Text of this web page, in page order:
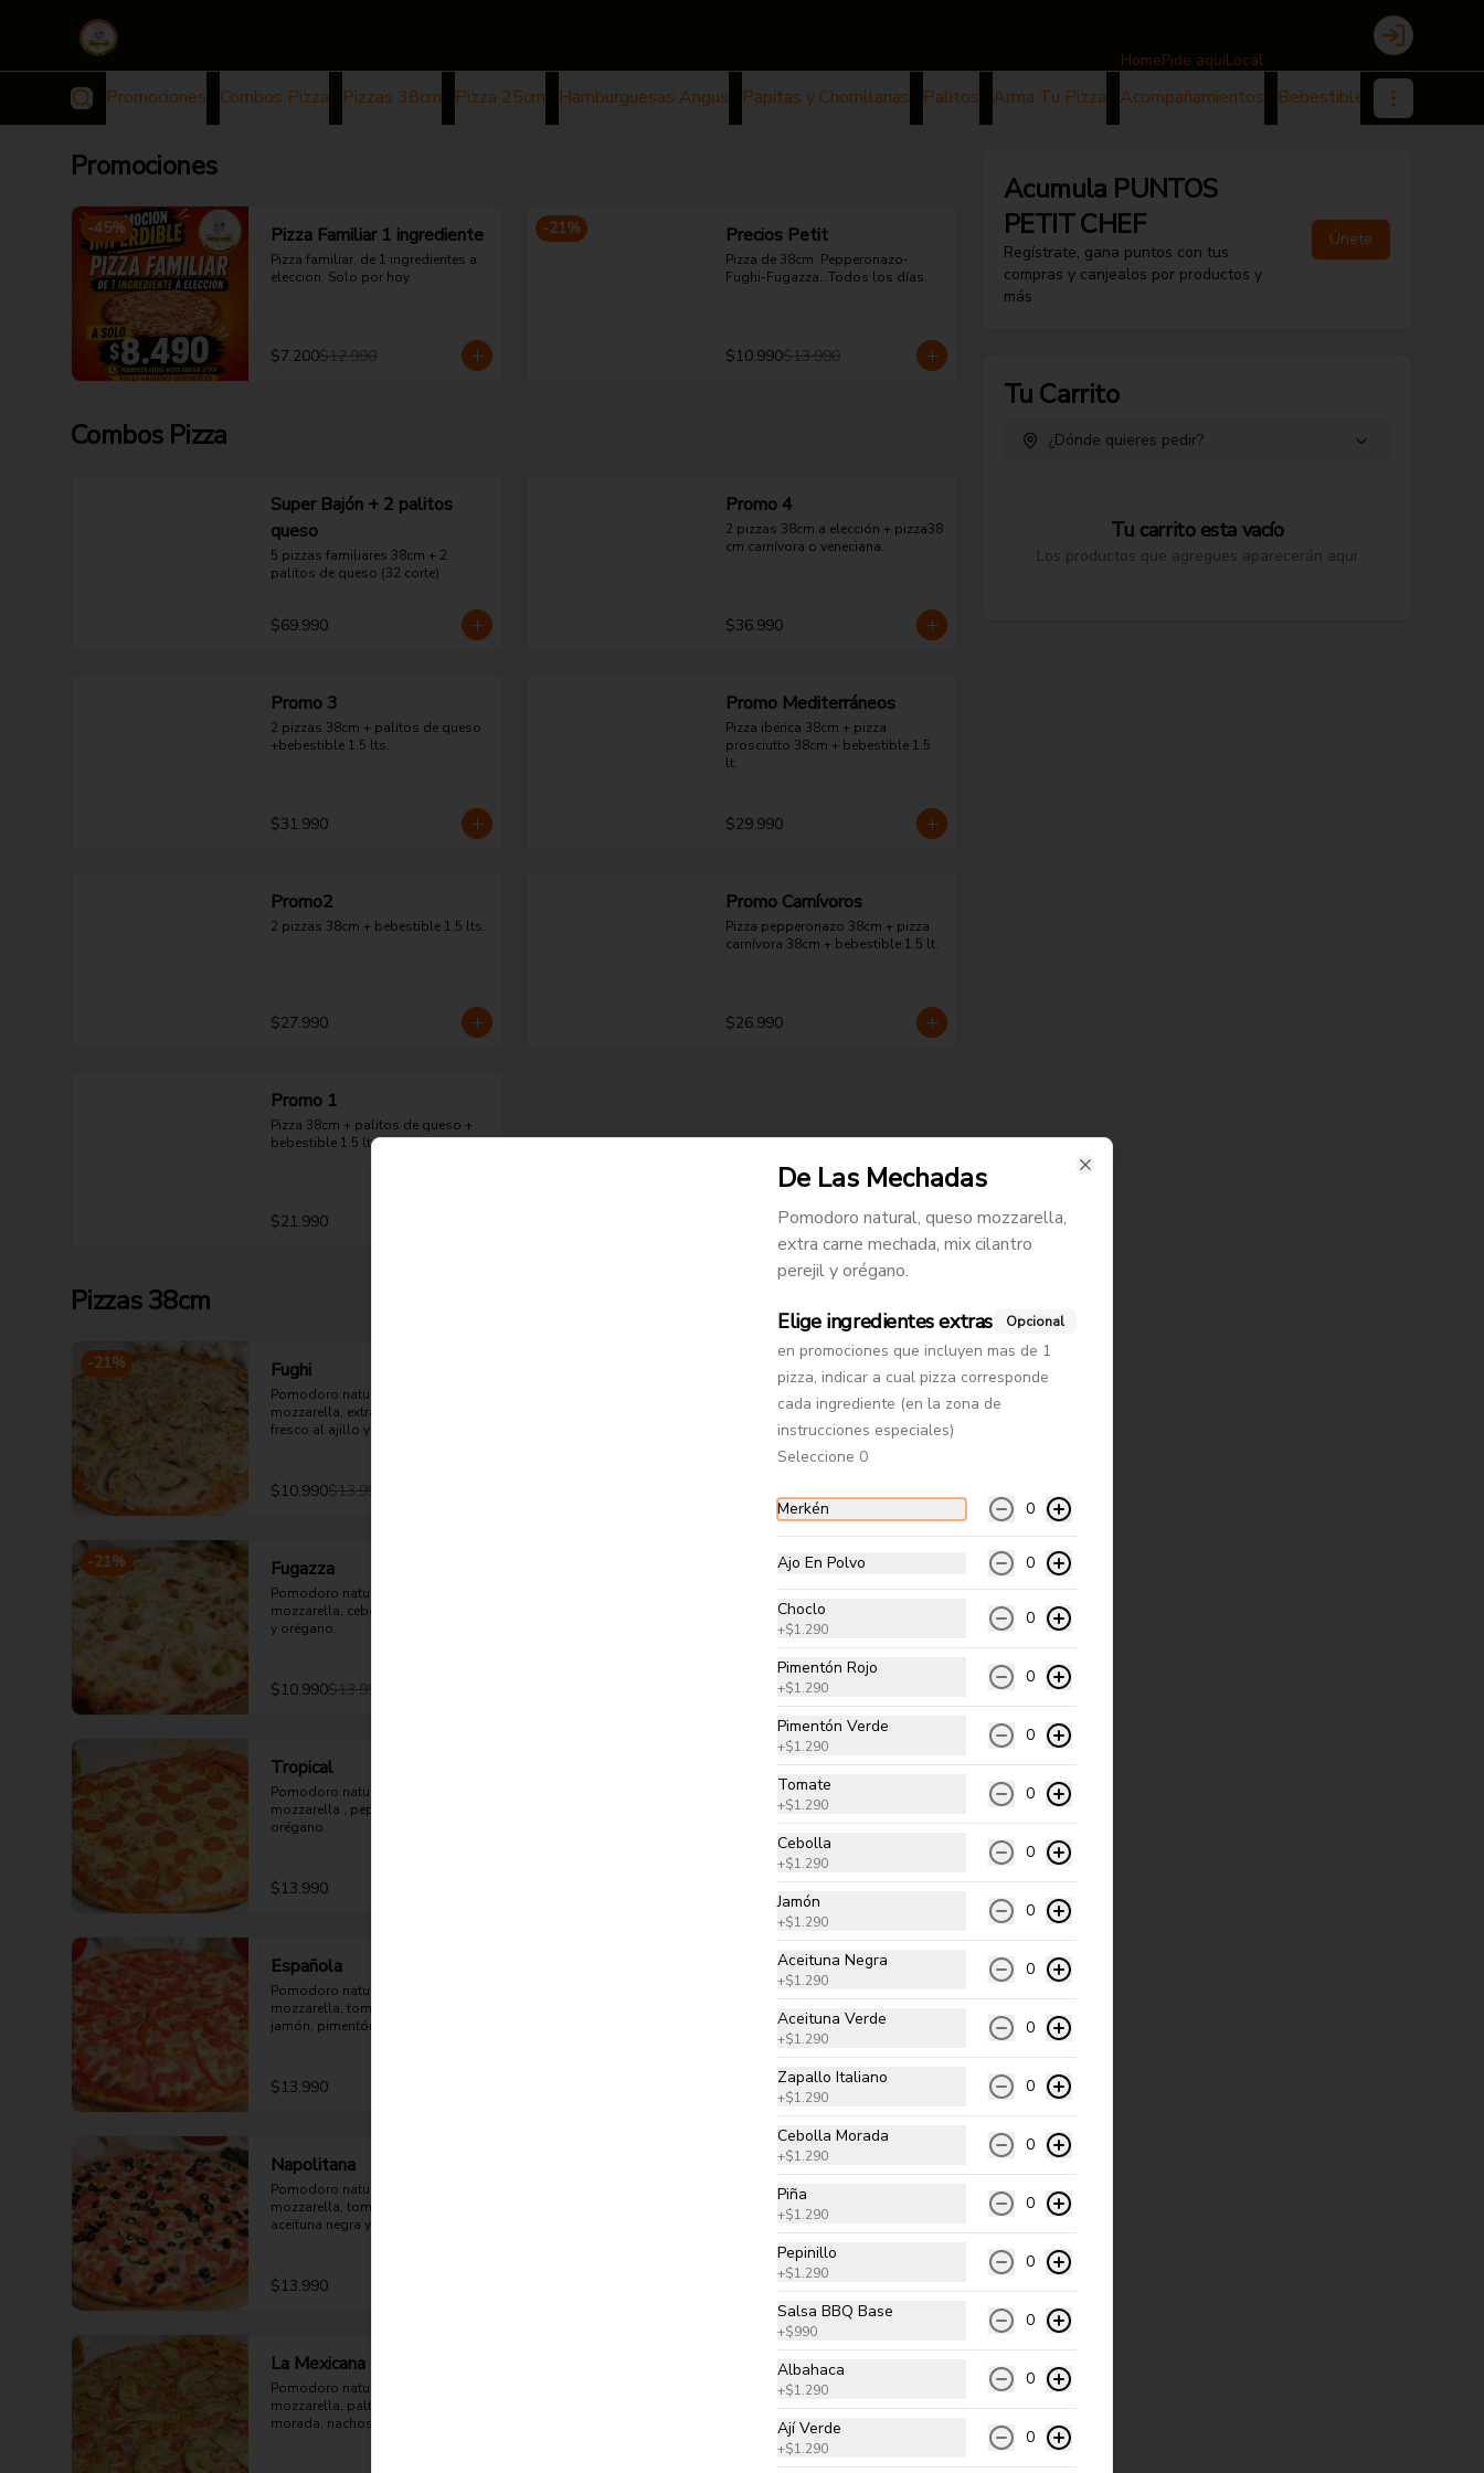
HomePide aquíLocal
Login
Promociones Combos Pizza Pizzas 38cm Pizza 25cm Hamburguesas Angus Papitas y Chorrillanas Palitos Arma Tu Pizza Acompañamientos Bebestibles Postres
Promociones
-45% Pizza Familiar 1 ingrediente
Pizza familiar, de 1 ingredientes a
eleccion. Solo por hoy.
$7.200$12.990
-21% Precios Petit
Pizza de 38cm. Pepperonazo-
Fughi-Fugazza...Todos los días.
$10.990$13.990
Combos Pizza
Super Bajón + 2 palitos
queso
5 pizzas familiares 38cm + 2
palitos de queso (32 corte)
$69.990
Promo 4
2 pizzas 38cm a elección + pizza38
cm carnívora o veneciana.
$36.990
Promo 3
2 pizzas 38cm + palitos de queso
+bebestible 1.5 lts.
$31.990
Promo Mediterráneos
Pizza ibérica 38cm + pizza
prosciutto 38cm + bebestible 1.5
lt.
$29.990
Promo2
2 pizzas 38cm + bebestible 1.5 lts.
$27.990
Promo Carnívoros
Pizza pepperonazo 38cm + pizza
carnívora 38cm + bebestible 1.5 lt.
$26.990
Promo 1
Pizza 38cm + palitos de queso +
bebestible 1.5 lts.
$21.990
Pizzas 38cm
-21% Fughi
Pomodoro natural, queso
mozzarella, extra champiñón
fresco al ajillo y orégano.
$10.990$13.990
Pepperonazo
Pomodoro natural, queso
mozzarella, extra pepperoni y
orégano.
-21% Fugazza
Pomodoro natural, queso
mozzarella, cebolla, aceituna verde
y orégano.
$10.990$13.990
Margarita
Pomodoro natural, queso
mozzarella, tomate cherry,
albahaca y orégano
$13.990
Tropical
Pomodoro natural, queso
mozzarella , pepperoni, piña y
orégano.
$13.990
Al Pebre
Pomodoro natural, queso
mozzarella, tomate, cebolla, ají
verde, mix cilantro perejil y
orégano.
$13.990
Española
Pomodoro natural, queso
mozzarella, tomate, choricillo,
jamón, pimentón rojo y orégano.
$13.990
Hawaiana
Pomodoro natural, queso
orégano
$13.990
Napolitana
Pomodoro natural, queso
mozzarella, tomate, jamón,
aceituna negra y orégano.
$13.990
Chilena
Pomodoro natural, queso
mozzarella, tomate, cebolla,
choricillo, mix cilantro perejil y
$13.990
La Mexicana
Pomodoro natural, queso
mozzarella, palta, tomate, cebolla
morada, nachos y orégano.
King Vegetariana
Pomodoro natural, queso
mozzarella, espárragos,
champiñón, zapallo italiano,
palmito y orégano.
Acumula PUNTOS
PETIT CHEF
Regístrate, gana puntos con tus
compras y canjealos por productos y
más
Únete
Tu Carrito
¿Dónde quieres pedir?
Tu carrito esta vacío
Los productos que agregues aparecerán aquí
De Las Mechadas
Pomodoro natural, queso mozzarella,
extra carne mechada, mix cilantro
perejil y orégano.
Elige ingredientes extras Opcional
en promociones que incluyen mas de 1
pizza, indicar a cual pizza corresponde
cada ingrediente (en la zona de
instrucciones especiales)
Seleccione 0
Merkén 0
Ajo En Polvo 0
Choclo
+$1.290
0
Pimentón Rojo
+$1.290
0
Pimentón Verde
+$1.290
0
Tomate
+$1.290
0
Cebolla
+$1.290
0
Jamón
+$1.290
0
Aceituna Negra
+$1.290
0
Aceituna Verde
+$1.290
0
Zapallo Italiano
+$1.290
0
Cebolla Morada
+$1.290
0
Piña
+$1.290
0
Pepinillo
+$1.290
0
Salsa BBQ Base
+$990
0
Albahaca
+$1.290
0
Ají Verde
+$1.290
0